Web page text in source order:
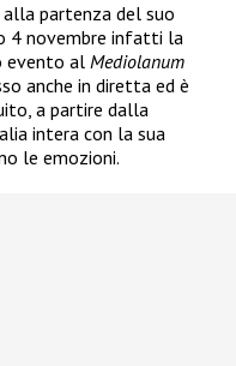
alla partenza del suo
4 novembre infatti la
evento al Mediolanum
anche in diretta ed è
a partire dalla
intera con la sua
le emozioni.